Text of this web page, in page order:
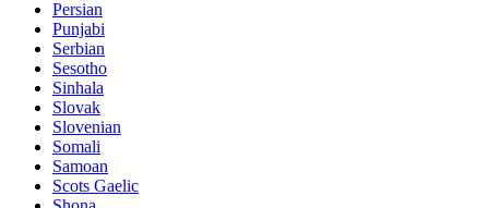
Persian
Punjabi
Serbian
Sesotho
Sinhala
Slovak
Slovenian
Somali
Samoan
Scots Gaelic